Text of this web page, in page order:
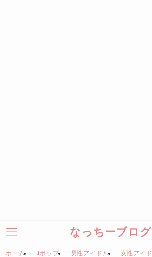
なっちーブログ
ホーム Jポップ 男性アイドル 女性アイ